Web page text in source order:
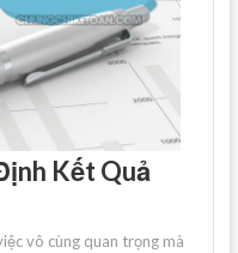
Kết Quả
vô cùng quan trọng mà